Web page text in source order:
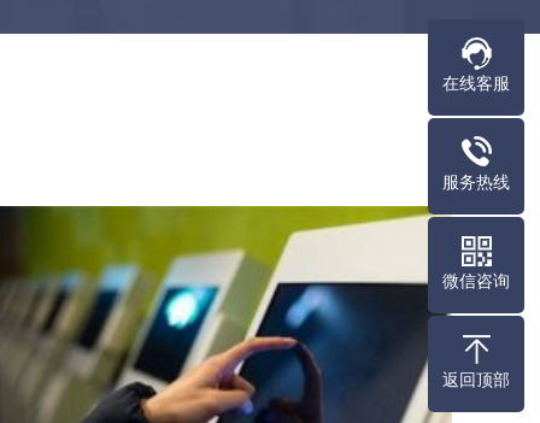
在线客服
服务热线
微信咨询
返回顶部